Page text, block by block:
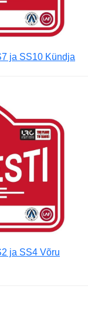
ja SS10 Kündja
ja SS4 Võru